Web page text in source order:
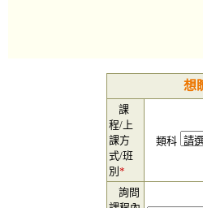
想
課
程/上
課方
式/班
別*
類科
詢問